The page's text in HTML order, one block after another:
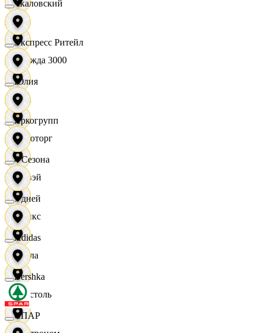
XC
Одежда 3000
Zara
Агроторг
Амвэй
Аникс
Билла
Бристоль
Чкаловский
Экспресс Ритейл
Юлия
Яркогрупп
4 Сезона
7 дней
Adidas
Bershka
СПАР